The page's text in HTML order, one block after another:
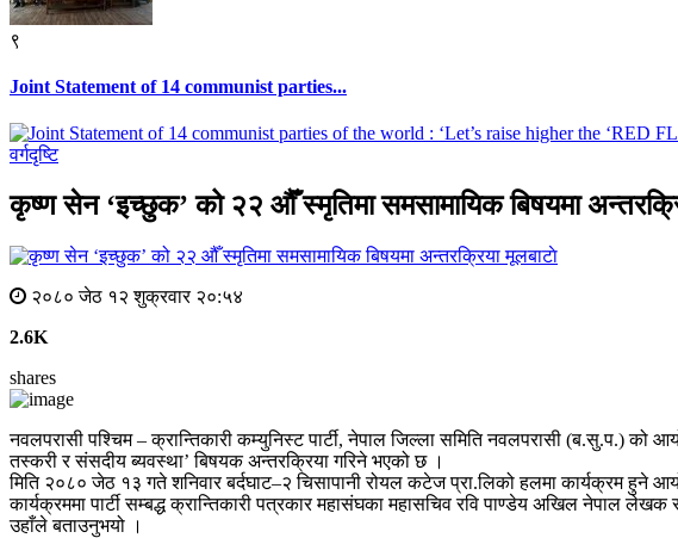
९
Joint Statement of 14 communist parties...
वर्गदृष्टि
कृष्ण सेन ‘इच्छुक’ को २२ औँ स्मृतिमा समसामायिक बिषयमा
मूलबाटाे
२०८० जेठ १२ शुक्रवार २०:५४
2.6K
shares
नवलपरासी पश्चिम – क्रान्तिकारी कम्युनिस्ट पार्टी, नेपाल जिल्ला समिति नवलपरासी (ब.सु.प.)
तस्करी र संसदीय ब्यवस्था’ बिषयक अन्तरक्रिया गरिने भएको छ ।
मिति २०८० जेठ १३ गते शनिवार बर्दघाट–२ चिसापानी रोयल कटेज प्रा.लिको हलमा कार्यक्रम हुने
कार्यक्रममा पार्टी सम्बद्ध क्रान्तिकारी पत्रकार महासंघका महासचिव रवि पाण्डेय अखिल नेपाल
उहाँले बताउनुभयो ।